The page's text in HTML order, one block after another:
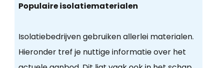
Populaire isolatiematerialen
Isolatiebedrijven gebruiken allerlei materialen.
Hieronder tref je nuttige informatie over het